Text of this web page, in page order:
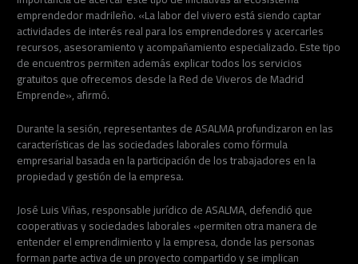
emprendedor madrileño. «La labor del vivero está siendo captar
actividades de interés real para los emprendedores y acercarles
recursos, asesoramiento y acompañamiento especializado. Este tipo
de encuentros permiten además explicar todos los servicios
gratuitos que ofrecemos desde la Red de Viveros de Madrid
Emprende», afirmó.
Durante la sesión, representantes de ASALMA profundizaron en las
características de las sociedades laborales como fórmula
empresarial basada en la participación de los trabajadores en la
propiedad y gestión de la empresa.
José Luis Viñas, responsable jurídico de ASALMA, defendió que
cooperativas y sociedades laborales «permiten otra manera de
entender el emprendimiento y la empresa, donde las personas
forman parte activa de un proyecto compartido y se implican